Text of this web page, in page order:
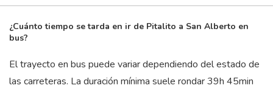
¿Cuánto tiempo se tarda en ir de Pitalito a San Alberto en
bus?
El trayecto en bus puede variar dependiendo del estado de
las carreteras. La duración mínima suele rondar 39h 45min